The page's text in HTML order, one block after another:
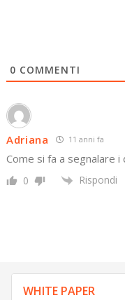
0 COMMENTI
Adriana 11 anni fa
Come si fa a segnalare
0 Rispondi
WHITE PAPER